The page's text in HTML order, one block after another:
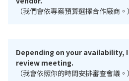
（我們會依專案預算選擇合作廠商。）
Depending on your availability,
review meeting.
（我會依照你的時間安排審查會議。）